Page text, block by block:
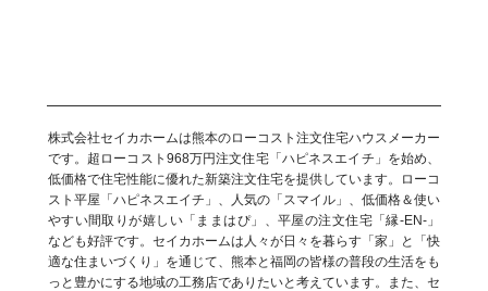
株式会社セイカホームは熊本のローコスト注文住宅ハウスメーカー
です。超ローコスト968万円注文住宅「ハピネスエイチ」を始め、
低価格で住宅性能に優れた新築注文住宅を提供しています。ローコ
スト平屋「ハピネスエイチ」、人気の「スマイル」、低価格＆使い
やすい間取りが嬉しい「ままはぴ」、平屋の注文住宅「縁-EN-」
なども好評です。セイカホームは人々が日々を暮らす「家」と「快
適な住まいづくり」を通じて、熊本と福岡の皆様の普段の生活をも
っと豊かにする地域の工務店でありたいと考えています。また、セ